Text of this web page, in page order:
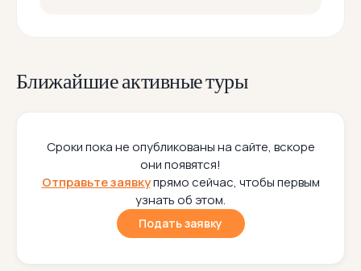
Ближайшие активные туры
Сроки пока не опубликованы на сайте, вскоре
они появятся!
Отправьте заявкупрямо сейчас, чтобы первым
узнать об этом.
Подать заявку